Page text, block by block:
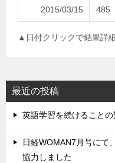
2015/03/15 485
▲日付クリックで結果詳
最近の投稿
英語学習を続けること
日経WOMAN7月号にて
協力しました